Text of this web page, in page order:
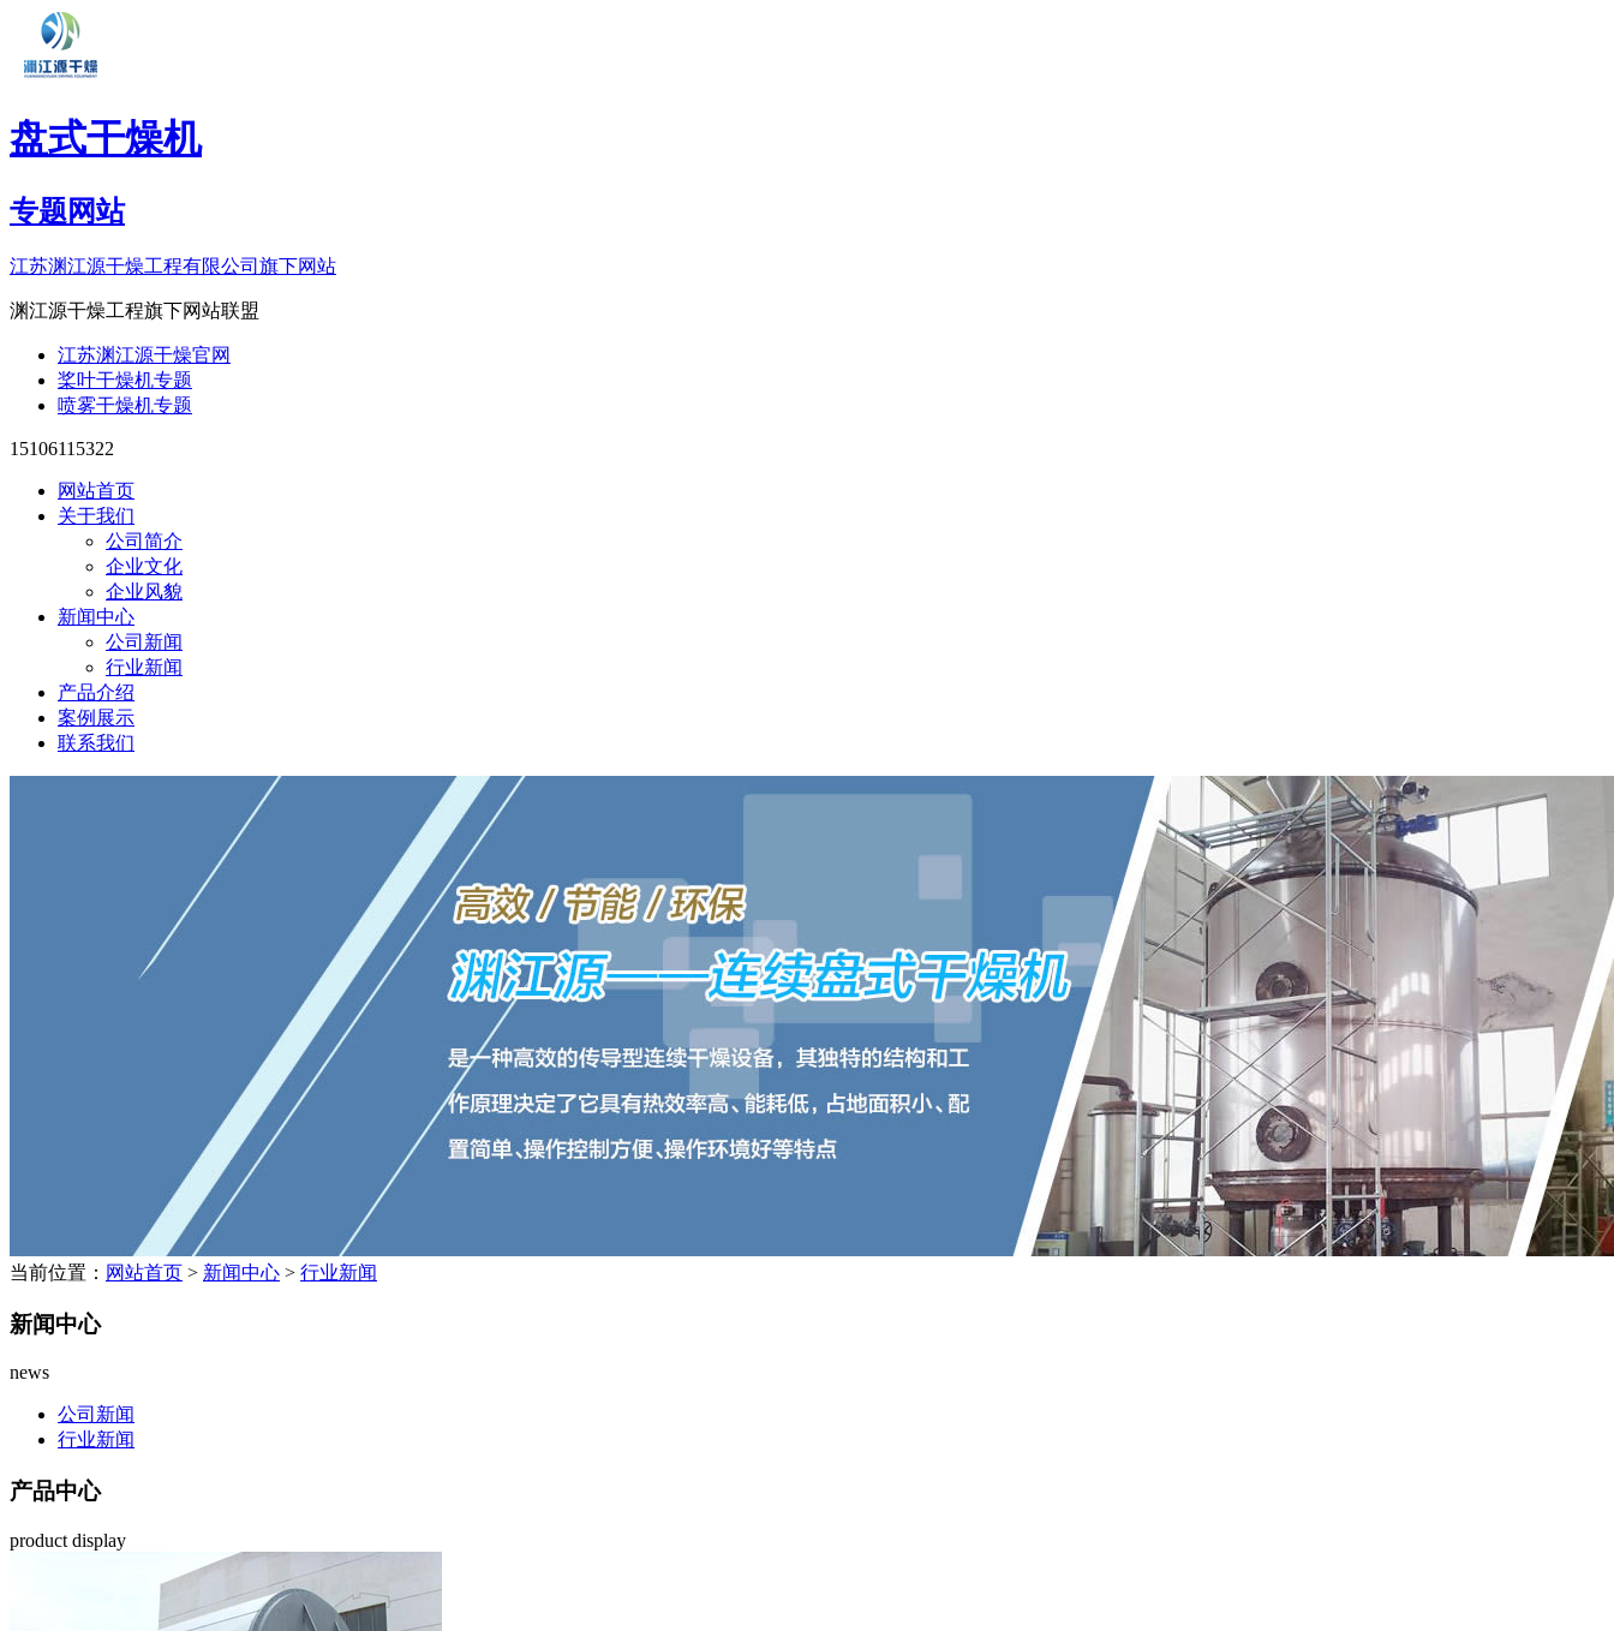
盘式干燥机
专题网站
江苏渊江源干燥工程有限公司旗下网站
渊江源干燥工程旗下网站联盟
江苏渊江源干燥官网
桨叶干燥机专题
喷雾干燥机专题
15106115322
网站首页
关于我们
公司简介
企业文化
企业风貌
新闻中心
公司新闻
行业新闻
产品介绍
案例展示
联系我们
当前位置： 网站首页 > 新闻中心 > 行业新闻
新闻中心
news
公司新闻
行业新闻
产品中心
product display